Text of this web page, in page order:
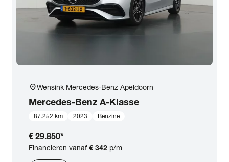
location_onWensink Mercedes-Benz Apeldoorn
Mercedes-Benz A-Klasse
87.252 km 2023 Benzine
€ 29.850*
Financieren vanaf€ 342 p/m